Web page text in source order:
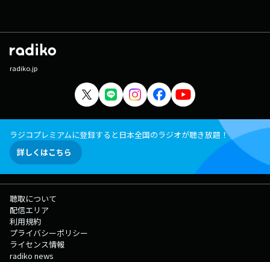
radiko.jp
ラジコプレミアムに登録すると日本全国のラジオが聴き放題！
詳しくはこちら
聴取について
配信エリア
利用規約
プライバシーポリシー
ライセンス情報
radiko news